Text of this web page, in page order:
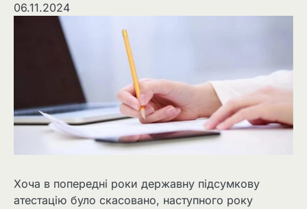
06.11.2024
Хоча в попередні роки державну підсумкову
атестацію було скасовано, наступного року